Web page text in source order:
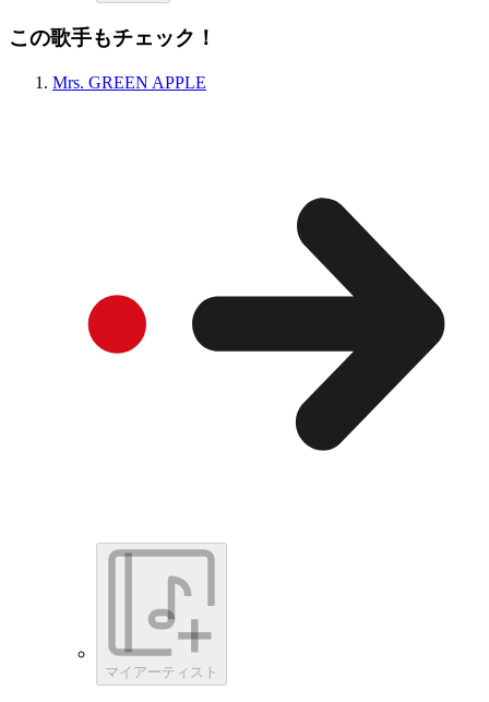
この歌手もチェック！
Mrs. GREEN APPLE
マイアーティスト